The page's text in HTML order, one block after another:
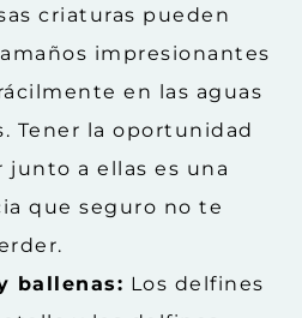
criaturas pueden
impresionantes
en las aguas
Tener la oportunidad
junto a ellas es una
que seguro no te
ballenas: Los delfines